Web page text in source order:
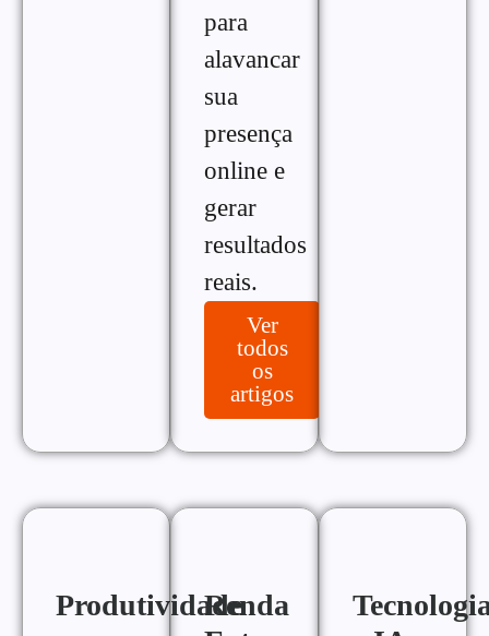
para
alavancar
sua
presença
online e
gerar
resultados
reais.
Ver
todos
os
artigos
ProdutividadeRenda